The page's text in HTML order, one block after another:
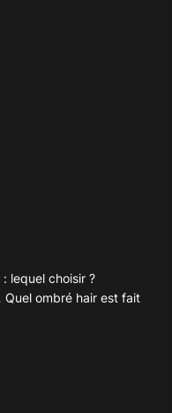
lequel choisir ?
ombré hair est fait